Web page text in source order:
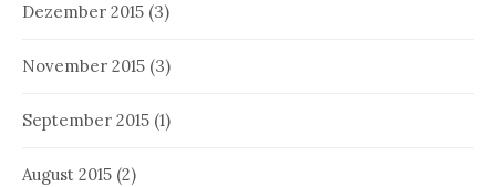
Dezember 2015 (3)
November 2015 (3)
September 2015 (1)
August 2015 (2)